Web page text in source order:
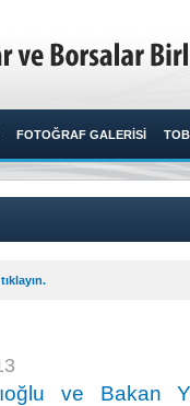
FOTOĞRAF GALERİSİ
ve Bakan